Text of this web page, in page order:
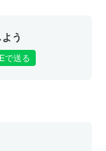
う
で送る